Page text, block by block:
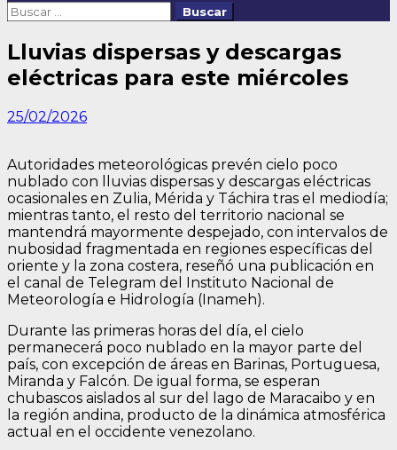
Buscar:
Lluvias dispersas y descargas
eléctricas para este miércoles
25/02/2026
Autoridades meteorológicas prevén cielo poco
nublado con lluvias dispersas y descargas eléctricas
ocasionales en Zulia, Mérida y Táchira tras el mediodía;
mientras tanto, el resto del territorio nacional se
mantendrá mayormente despejado, con intervalos de
nubosidad fragmentada en regiones específicas del
oriente y la zona costera, reseñó una publicación en
el canal de Telegram del Instituto Nacional de
Meteorología e Hidrología (Inameh).
Durante las primeras horas del día, el cielo
permanecerá poco nublado en la mayor parte del
país, con excepción de áreas en Barinas, Portuguesa,
Miranda y Falcón. De igual forma, se esperan
chubascos aislados al sur del lago de Maracaibo y en
la región andina, producto de la dinámica atmosférica
actual en el occidente venezolano.